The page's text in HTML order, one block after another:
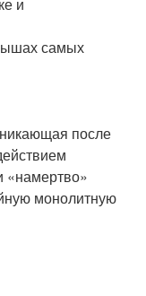
самых
после
«намертво»
монолитную